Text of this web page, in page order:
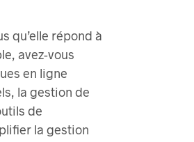
qu’elle répond à
avez-vous
en ligne
la gestion de
de
la gestion